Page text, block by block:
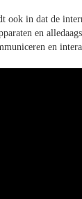
ook in dat de
en
en